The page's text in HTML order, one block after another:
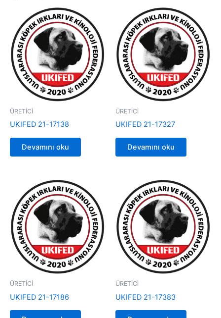
ÜRETİCİ
UKIFED 21-17138
Devamını oku
ÜRETİCİ
UKIFED 21-17327
Devamını oku
ÜRETİCİ
UKIFED 21-17186
ÜRETİCİ
UKIFED 21-17383